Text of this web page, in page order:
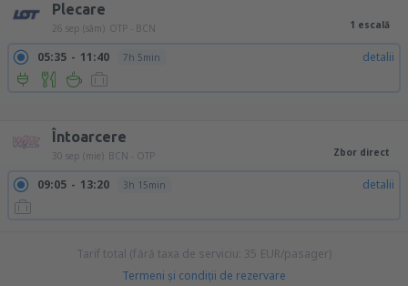
Plecare
26 sep (sâm) OTP - BCN 1 escală
05:35 11:40 7h 5min detalii
Întoarcere
30 sep (mie) BCN - OTP Zbor direct
09:05 13:20 3h 15min detalii
Tarif total (fără taxa de serviciu: 35 EUR/pasager)
Termeni şi condiţii de rezervare